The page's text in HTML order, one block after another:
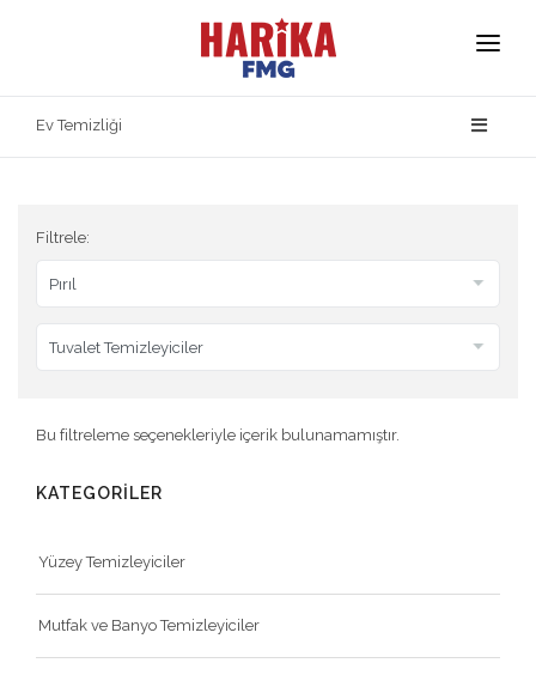
Anasayfa
Ürün Güvenliği
İletişim
Ev Temizliği
Filtrele:
Bu filtreleme seçenekleriyle içerik bulunamamıştır.
KATEGORİLER
Yüzey Temizleyiciler
Mutfak ve Banyo Temizleyiciler